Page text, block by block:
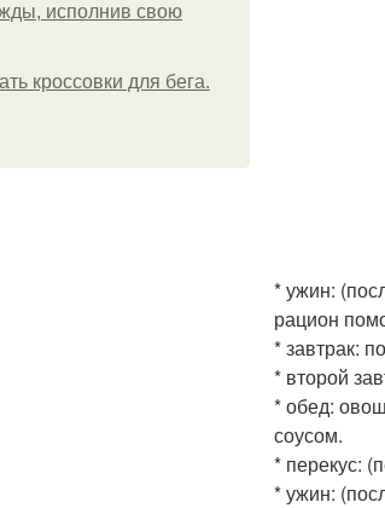
исполнив свою
кроссовки для бега.
* ужин:
рацион
* завтрак:
* второй
* обед:
соусом.
* перекус:
* ужин: